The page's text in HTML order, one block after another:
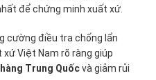
để chứng minh xuất xứ.
cường điều tra chống lẩn
Việt Nam rõ ràng giúp
Trung Quốcvà giảm rủi